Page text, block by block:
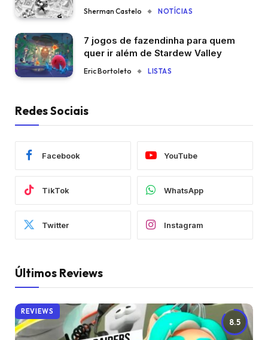
Sherman Castelo NOTÍCIAS
7 jogos de fazendinha para quem
quer ir além de Stardew Valley
Eric Bortoleto LISTAS
Redes Sociais
Facebook YouTube
TikTok WhatsApp
Twitter Instagram
Últimos Reviews
8.5
REVIEWS